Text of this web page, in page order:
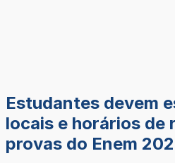
Estudantes devem
locais e horários de
provas do Enem